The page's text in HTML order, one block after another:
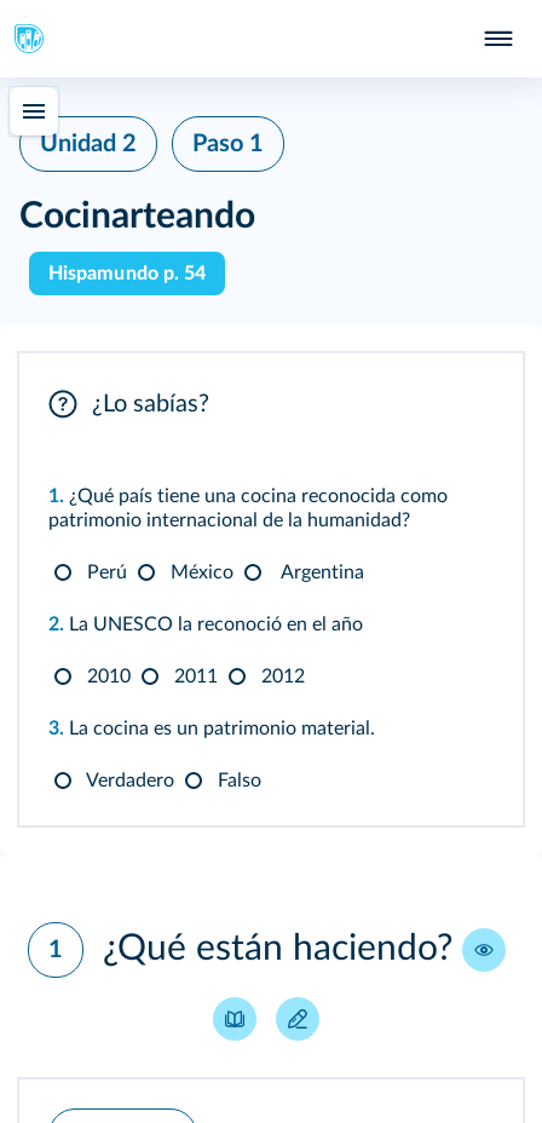
Unidad 2 Paso 1
Cocinarteando
Hispamundo p. 54
¿Lo sabías?
1. ¿Qué país tiene una cocina reconocida como
patrimonio internacional de la humanidad?
Perú México Argentina
2. La UNESCO la reconoció en el año
2010 2011 2012
3. La cocina es un patrimonio material.
Verdadero Falso
1 ¿Qué están haciendo?